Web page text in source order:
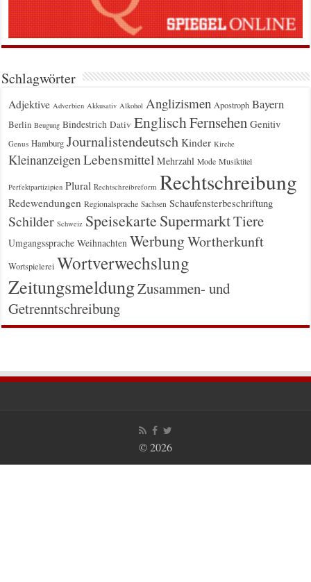
Schlagwörter
Adjektive Adverbien Akkusativ Alkohol Anglizismen Apostroph Bayern
Berlin Beugung Bindestrich Dativ EnglischFernsehen Genitiv
Genus Hamburg Journalistendeutsch Kinder Kirche
KleinanzeigenLebensmittel Mehrzahl Mode Musiktitel
Perfektpartizipien Plural Rechtschreibreform Rechtschreibung
Redewendungen Regionalsprache Sachsen Schaufensterbeschriftung
Schilder Schweiz Speisekarte SupermarktTiere
Umgangssprache Weihnachten WerbungWortherkunft
Wortspielerei Wortverwechslung
ZeitungsmeldungZusammen- und
Getrenntschreibung
© 2026